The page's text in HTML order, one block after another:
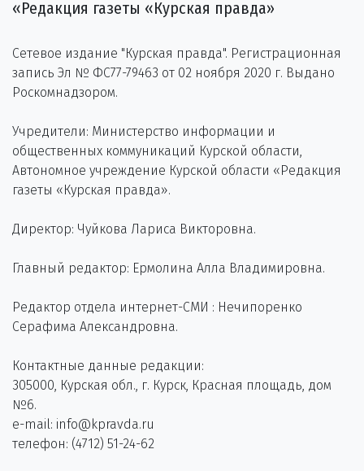
«Редакция газеты «Курская правда»
Сетевое издание "Курская правда". Регистрационная
запись Эл № ФС77-79463 от 02 ноября 2020 г. Выдано
Роскомнадзором.
Учредители: Министерство информации и
общественных коммуникаций Курской области,
Автономное учреждение Курской области «Редакция
газеты «Курская правда».
Директор: Чуйкова Лариса Викторовна.
Главный редактор: Ермолина Алла Владимировна.
Редактор отдела интернет-СМИ : Нечипоренко
Серафима Александровна.
Контактные данные редакции:
305000, Курская обл., г. Курск, Красная площадь, дом
№6.
e-mail: info@kpravda.ru
телефон: (4712) 51-24-62